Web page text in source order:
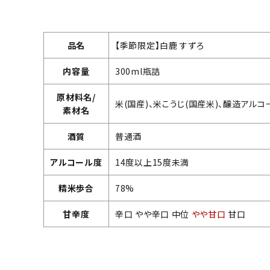
品名 【季節限定】白鹿 すずろ
内容量 300ml瓶詰
原材料名/
素材名
米(国産)、米こうじ(国産米)、醸造アルコ
酒質 普通酒
アルコール度 14度以上15度未満
精米歩合 78%
甘辛度 辛口 やや辛口 中位 やや甘口 甘口